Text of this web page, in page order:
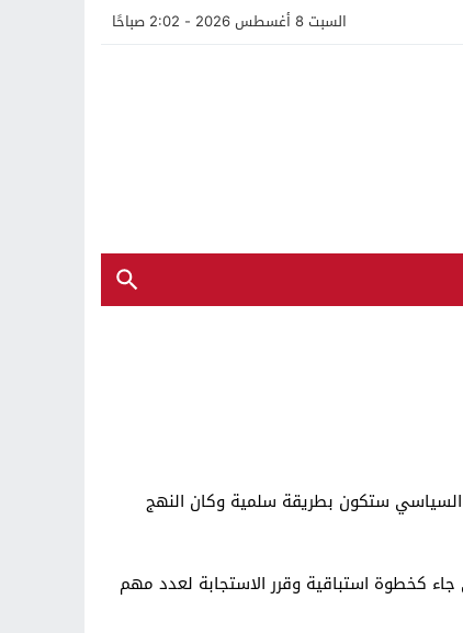
السبت 8 أغسطس 2026 - 2:02 صباحًا
هو أن مطالبها بالإصلاح السياسي ستكون بطريقة سلمية وكان النهج
الحركة مع السلطات عرفت توترا في التعامل مع الأحداث بعد الخطاب الملكي ل 9 مارس الذي جاء كخطوة استباقية وقرر الاستجابة لعدد مهم